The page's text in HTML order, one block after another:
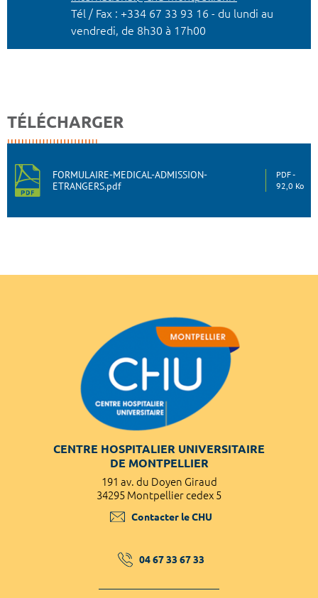
Tél / Fax : +334 67 33 93 16 - du lundi au
vendredi, de 8h30 à 17h00
TÉLÉCHARGER
FORMULAIRE-MEDICAL-ADMISSION-
ETRANGERS.pdf
PDF
92,0 Ko
CENTRE HOSPITALIER UNIVERSITAIRE
DE MONTPELLIER
191 av. du Doyen Giraud
34295 Montpellier cedex 5
Contacter le CHU
04 67 33 67 33